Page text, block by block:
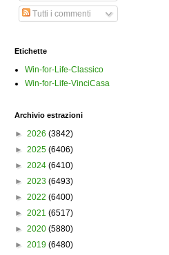
Tutti i commenti
Etichette
Win-for-Life-Classico
Win-for-Life-VinciCasa
Archivio estrazioni
► 2026 (3842)
► 2025 (6406)
► 2024 (6410)
► 2023 (6493)
► 2022 (6400)
► 2021 (6517)
► 2020 (5880)
► 2019 (6480)